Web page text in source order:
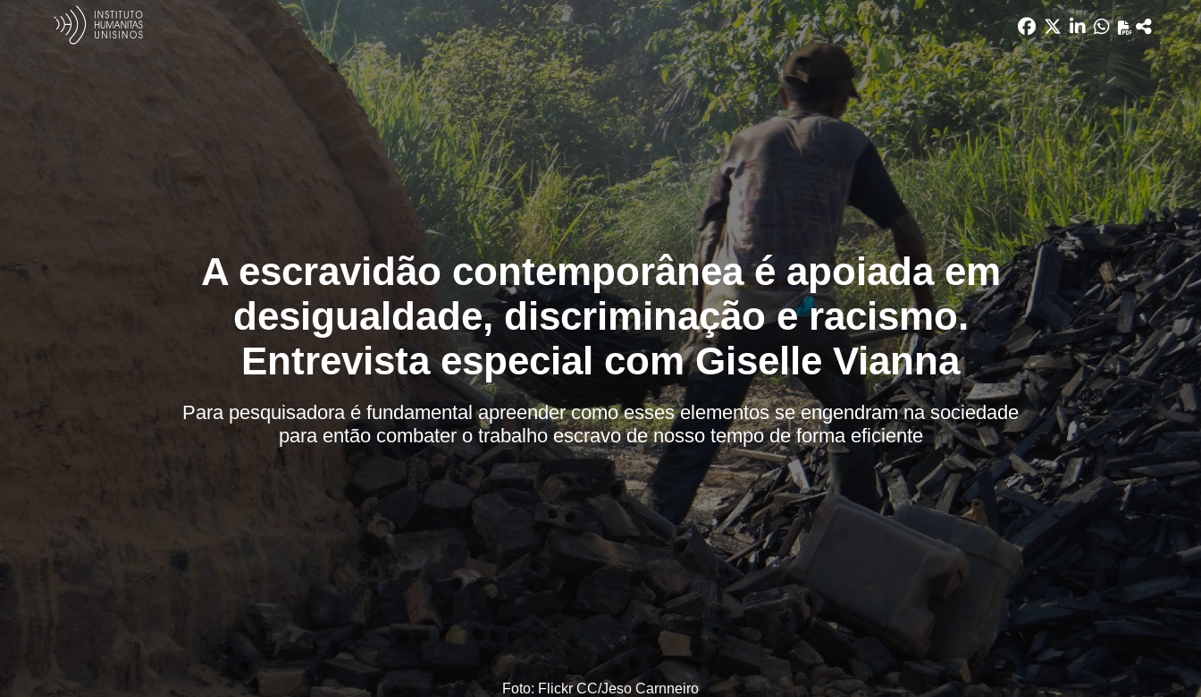
A escravidão contemporânea é apoiada em
desigualdade, discriminação e racismo.
Entrevista especial com Giselle Vianna
Para pesquisadora é fundamental apreender como esses elementos se engendram na sociedade
para então combater o trabalho escravo de nosso tempo de forma eficiente
Foto: Flickr CC/Jeso Carnneiro